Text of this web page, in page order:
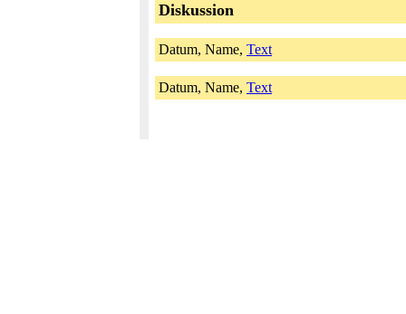
Diskussion
Datum, Name, Text
Datum, Name, Text